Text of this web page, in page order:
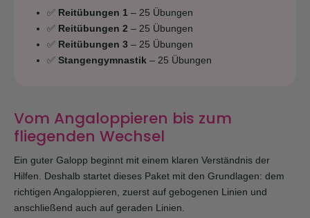
✅ Reitübungen 1 – 25 Übungen
✅ Reitübungen 2 – 25 Übungen
✅ Reitübungen 3 – 25 Übungen
✅ Stangengymnastik – 25 Übungen
Vom Angaloppieren bis zum
fliegenden Wechsel
Ein guter Galopp beginnt mit einem klaren Verständnis der
Hilfen. Deshalb startet dieses Paket mit den Grundlagen: dem
richtigen Angaloppieren, zuerst auf gebogenen Linien und
anschließend auch auf geraden Linien.